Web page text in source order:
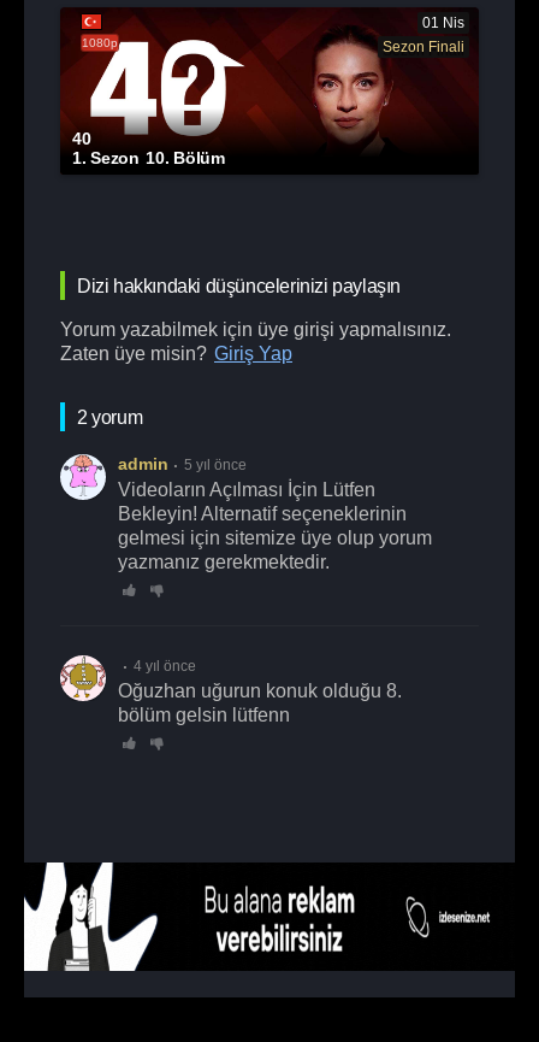
1080p Sezon Finali
01 Nis
40
1. Sezon 10. Bölüm
Dizi hakkındaki düşüncelerinizi paylaşın
Yorum yazabilmek için üye girişi yapmalısınız.
Zaten üye misin? Giriş Yap
2 yorum
admin 5 yıl önce
Videoların Açılması İçin Lütfen
Bekleyin! Alternatif seçeneklerinin
gelmesi için sitemize üye olup yorum
yazmanız gerekmektedir.
4 yıl önce
oğuzhan uğurun konuk olduğu 8.
bölüm gelsin lütfenn